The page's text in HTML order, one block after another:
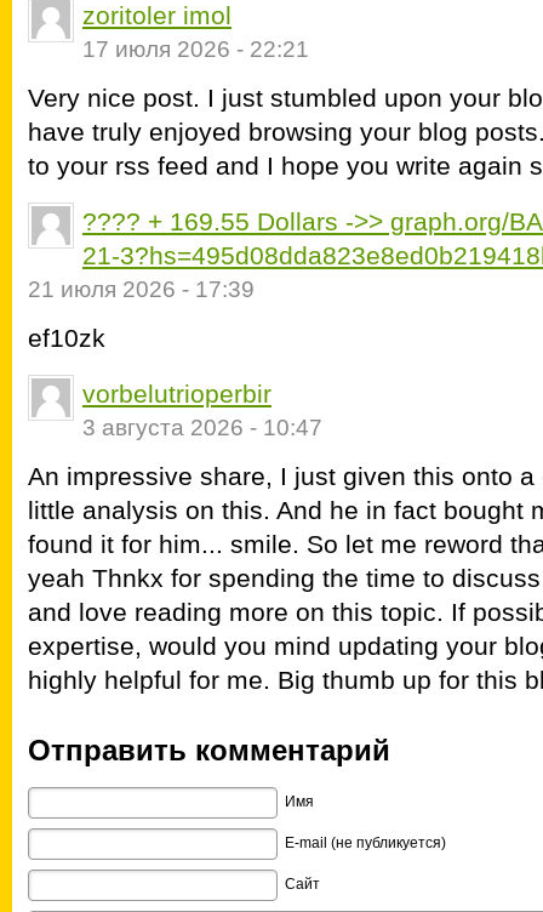
zoritoler imol
17 июля 2026 - 22:21
Very nice post. I just stumbled upon your
have truly enjoyed browsing your blog
to your rss feed and I hope you write again
???? + 169.55 Dollars ->> graph.org/
21-
21 июля 2026 - 17:39
ef10zk
vorbelutrioperbir
3 августа 2026 - 10:47
An impressive share, I just given this onto
little analysis on this. And he in fact bought
found it for him... smile. So let me reword
yeah Thnkx for spending the time to
and love reading more on this topic. If
expertise, would you mind updating your
highly helpful for me. Big thumb up for this
Отправить комментарий
Имя
E-mail (не публикуется)
Сайт